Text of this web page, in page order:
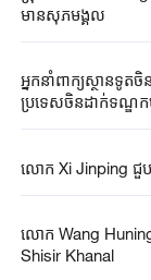
មានសុភមង្គល
អ្នកនាំពាក្យស្ថានទូ
ប្រទេសចិនដាក់ទណ្ឌក
លោក Xi Jinping ជួ
លោក Wang Huning
Shisir Khanal